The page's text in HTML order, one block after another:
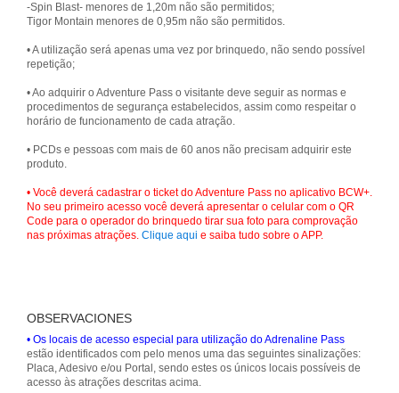
-Spin Blast- menores de 1,20m não são permitidos;
Tigor Montain menores de 0,95m não são permitidos.
• A utilização será apenas uma vez por brinquedo, não sendo possível
repetição;
• Ao adquirir o Adventure Pass o visitante deve seguir as normas e
procedimentos de segurança estabelecidos, assim como respeitar o
horário de funcionamento de cada atração.
• PCDs e pessoas com mais de 60 anos não precisam adquirir este
produto.
• Você deverá cadastrar o ticket do Adventure Pass no aplicativo BCW+.
No seu primeiro acesso você deverá apresentar o celular com o QR
Code para o operador do brinquedo tirar sua foto para comprovação
nas próximas atrações. Clique aqui e saiba tudo sobre o APP.
OBSERVACIONES
• Os locais de acesso especial para utilização do Adrenaline Pass
estão identificados com pelo menos uma das seguintes sinalizações:
Placa, Adesivo e/ou Portal, sendo estes os únicos locais possíveis de
acesso às atrações descritas acima.